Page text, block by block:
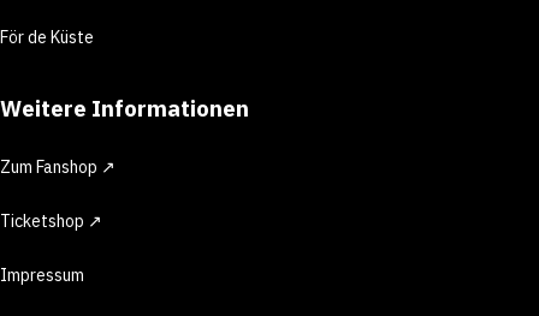
För de Küste
Weitere Informationen
Zum Fanshop ↗
Ticketshop ↗
Impressum